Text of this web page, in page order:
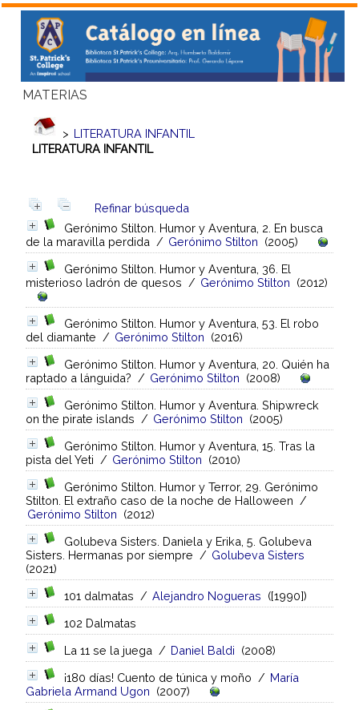
MATERIAS
> LITERATURA INFANTIL
LITERATURA INFANTIL
Refinar búsqueda
Gerónimo Stilton. Humor y Aventura, 2. En busca
de la maravilla perdida / Gerónimo Stilton (2005)
Gerónimo Stilton. Humor y Aventura, 36. El
misterioso ladrón de quesos / Gerónimo Stilton (2012)
Gerónimo Stilton. Humor y Aventura, 53. El robo
del diamante / Gerónimo Stilton (2016)
Gerónimo Stilton. Humor y Aventura, 20. Quién ha
raptado a lánguida? / Gerónimo Stilton (2008)
Gerónimo Stilton. Humor y Aventura. Shipwreck
on the pirate islands / Gerónimo Stilton (2005)
Gerónimo Stilton. Humor y Aventura, 15. Tras la
pista del Yeti / Gerónimo Stilton (2010)
Gerónimo Stilton. Humor y Terror, 29. Gerónimo
Stilton. El extraño caso de la noche de Halloween /
Gerónimo Stilton (2012)
Golubeva Sisters. Daniela y Erika, 5. Golubeva
Sisters. Hermanas por siempre / Golubeva Sisters
(2021)
101 dalmatas / Alejandro Nogueras ([1990])
102 Dalmatas
La 11 se la juega / Daniel Baldi (2008)
¡180 días! Cuento de túnica y moño / María
Gabriela Armand Ugon (2007)